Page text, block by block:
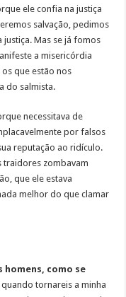
ele confia na justiça
salvação, pedimos
Mas se já fomos
a misericórdia
que estão nos
do salmista.
necessitava de
por falsos
reputação ao ridículo.
traidores zombavam
que ele estava
melhor do que clamar
homens, como se
quando tornareis a minha